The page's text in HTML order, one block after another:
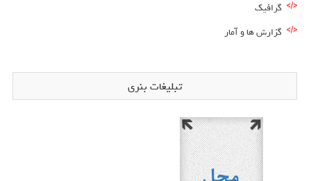
گرافیک
گزارش ها و آمار
تبلیغات بنری